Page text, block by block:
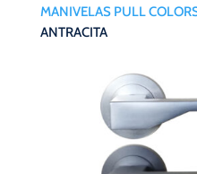
MANIVELAS PULL
ANTRACITA